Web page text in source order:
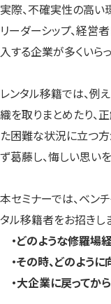
実際、不確実性の高い
リーダーシップ、経営
入する企業が多くいら
レンタル移籍では、例
織を取りまとめたり、
た困難な状況に立つ方
ず葛藤し、悔しい思い
本セミナーでは、ベン
タル移籍者をお招きし
・どのような修羅場
・その時、どのよう
・大企業に戻ってか